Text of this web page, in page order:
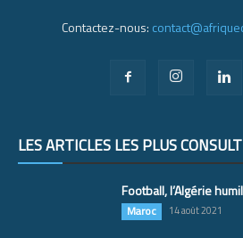
Contactez-nous:
LES ARTICLES LES PLUS
Football, l’Algérie
Maroc 14 août 2021